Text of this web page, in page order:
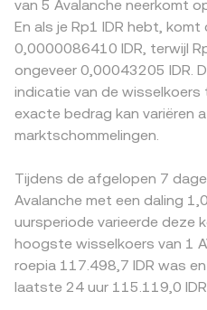
Regelgevingssignalen zijn
internationale
grote ETF-goedkeuringen
kapitaalstromen naar AVAX
Indonesische regels omtrent
activa, belastingen en fiat-
IDR mede bepalen. Tot slot
AVAX-perpetuals, open
on-chain verplaatsingen naar
whales, en orderboekdiepte
AVAX/IDR conversion rate in
bewegen.
de momentane prijs de
van de twee getokeniseerde
Bewegingen in
reserves en verschillen
samengenomen door
actuele AVAX/IDR
te weerspiegelen.
USDT wordt verhandeld en
wordt omgerekend, werkt
uiteindelijke AVAX/IDR-
discount van USDT ten
de quote zichtbaar worden.
regelgevende factoren
lokale IDR-liquiditeit,
kunnen leiden tot regionale
Indonesische orderboeken.
helpt deze verschillen te
verplaatsen van
maar fricties zoals
chain congestie en beperkte
ervoor dat prijsverschillen
van 5 Avalanche neerkomt
En als je Rp1 IDR hebt,
0,0000086410 IDR, terwijl
ongeveer 0,00043205 IDR.
indicatie van de wisselkoers
exacte bedrag kan variëren
marktschommelingen.
Tijdens de afgelopen 7
Avalanche met een daling
uursperiode varieerde deze
hoogste wisselkoers van 1
roepia 117.498,7 IDR was
laatste 24 uur 115.119,0